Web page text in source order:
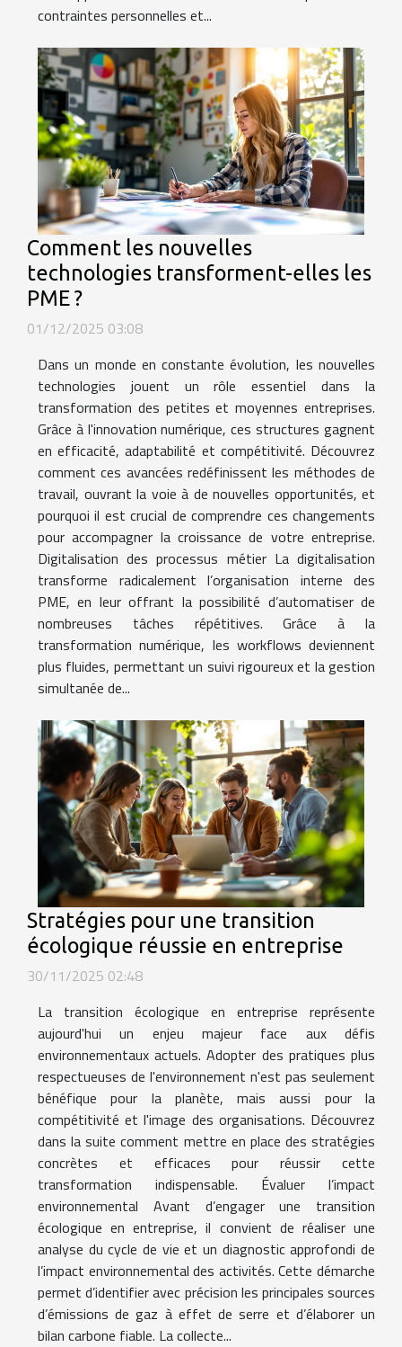
contraintes personnelles et...
Comment les nouvelles
technologies transforment-elles les
PME ?
01/12/2025 03:08
Dans un monde en constante évolution, les nouvelles
technologies jouent un rôle essentiel dans la
transformation des petites et moyennes entreprises.
Grâce à l'innovation numérique, ces structures gagnent
en efficacité, adaptabilité et compétitivité. Découvrez
comment ces avancées redéfinissent les méthodes de
travail, ouvrant la voie à de nouvelles opportunités, et
pourquoi il est crucial de comprendre ces changements
pour accompagner la croissance de votre entreprise.
Digitalisation des processus métier La digitalisation
transforme radicalement l’organisation interne des
PME, en leur offrant la possibilité d’automatiser de
nombreuses tâches répétitives. Grâce à la
transformation numérique, les workflows deviennent
plus fluides, permettant un suivi rigoureux et la gestion
simultanée de...
Stratégies pour une transition
écologique réussie en entreprise
30/11/2025 02:48
La transition écologique en entreprise représente
aujourd'hui un enjeu majeur face aux défis
environnementaux actuels. Adopter des pratiques plus
respectueuses de l'environnement n'est pas seulement
bénéfique pour la planète, mais aussi pour la
compétitivité et l'image des organisations. Découvrez
dans la suite comment mettre en place des stratégies
concrètes et efficaces pour réussir cette
transformation indispensable. Évaluer l’impact
environnemental Avant d’engager une transition
écologique en entreprise, il convient de réaliser une
analyse du cycle de vie et un diagnostic approfondi de
l’impact environnemental des activités. Cette démarche
permet d’identifier avec précision les principales sources
d’émissions de gaz à effet de serre et d’élaborer un
bilan carbone fiable. La collecte...